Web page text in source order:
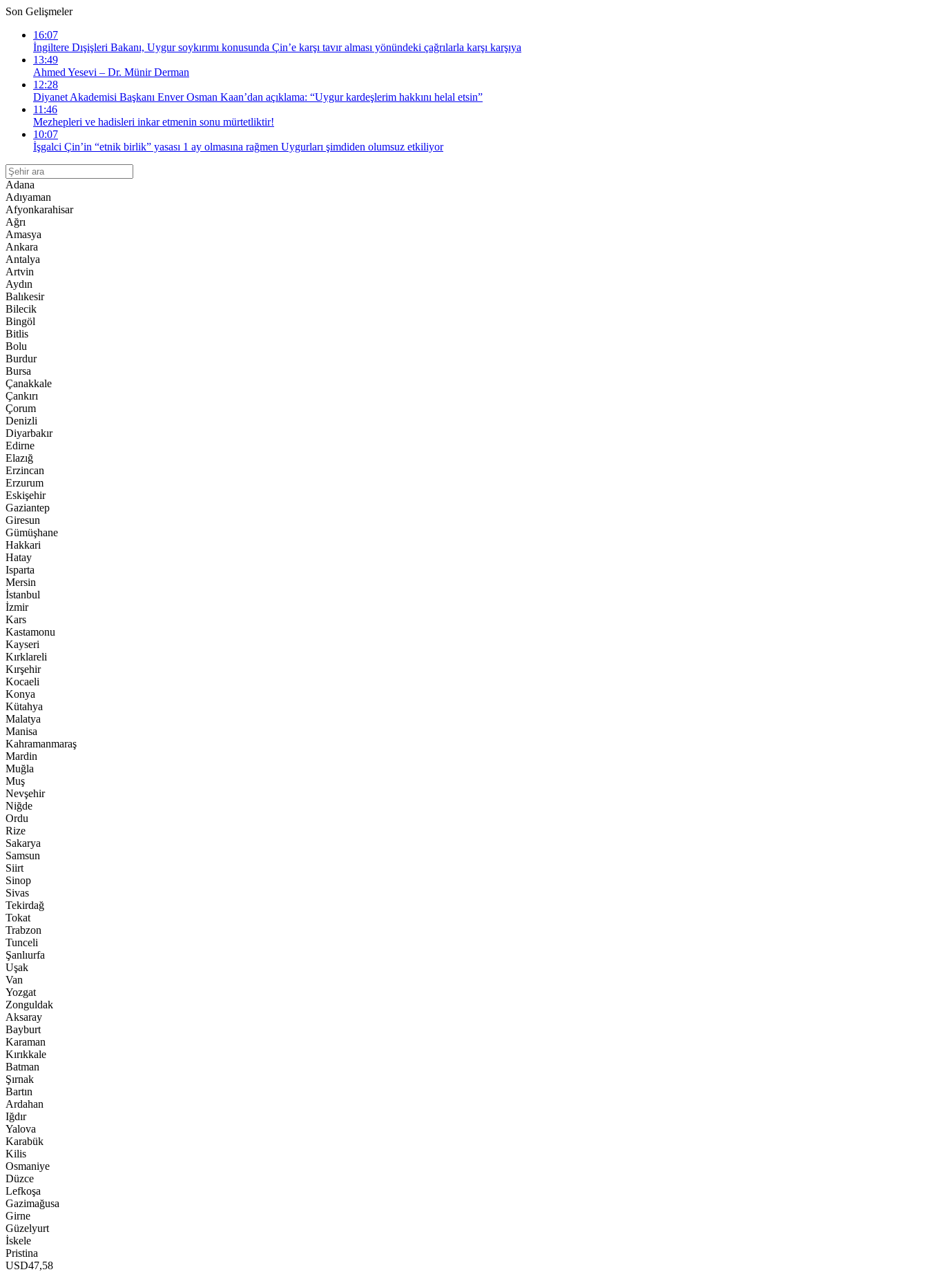
Son Gelişmeler
16:07
İngiltere Dışişleri Bakanı, Uygur soykırımı konusunda Çin’e karşı tavır alması yönündeki çağrılarla karşı karşıya
13:49
Ahmed Yesevi – Dr. Münir Derman
12:28
Diyanet Akademisi Başkanı Enver Osman Kaan’dan açıklama: “Uygur kardeşlerim hakkını helal etsin”
11:46
Mezhepleri ve hadisleri inkar etmenin sonu mürtetliktir!
10:07
İşgalci Çin’in “etnik birlik” yasası 1 ay olmasına rağmen Uygurları şimdiden olumsuz etkiliyor
Adana
Adıyaman
Afyonkarahisar
Ağrı
Amasya
Ankara
Antalya
Artvin
Aydın
Balıkesir
Bilecik
Bingöl
Bitlis
Bolu
Burdur
Bursa
Çanakkale
Çankırı
Çorum
Denizli
Diyarbakır
Edirne
Elazığ
Erzincan
Erzurum
Eskişehir
Gaziantep
Giresun
Gümüşhane
Hakkari
Hatay
Isparta
Mersin
İstanbul
İzmir
Kars
Kastamonu
Kayseri
Kırklareli
Kırşehir
Kocaeli
Konya
Kütahya
Malatya
Manisa
Kahramanmaraş
Mardin
Muğla
Muş
Nevşehir
Niğde
Ordu
Rize
Sakarya
Samsun
Siirt
Sinop
Sivas
Tekirdağ
Tokat
Trabzon
Tunceli
Şanlıurfa
Uşak
Van
Yozgat
Zonguldak
Aksaray
Bayburt
Karaman
Kırıkkale
Batman
Şırnak
Bartın
Ardahan
Iğdır
Yalova
Karabük
Kilis
Osmaniye
Düzce
Lefkoşa
Gazimağusa
Girne
Güzelyurt
İskele
Pristina
USD47,58